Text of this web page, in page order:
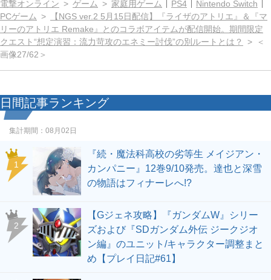
電撃オンライン ゲーム 家庭用ゲーム PS4
Nintendo Switch
PCゲーム
【NGS ver.2 5月15日配信】『ライザのアトリエ』＆『マ
リーのアトリエ Remake』とのコラボアイテムが配信開始。期間限定
クエスト“想定演習：流力苛攻のエネミー討伐”の別ルートとは？
＜
画像27/62＞
日間記事ランキング
集計期間： 08月02日
1
『続・魔法科高校の劣等生 メイジアン・
カンパニー』12巻9/10発売。達也と深雪
の物語はフィナーレへ!?
2
【Gジェネ攻略】『ガンダムW』シリー
ズおよび『SDガンダム外伝 ジークジオ
ン編』のユニット/キャラクター調整まと
め【プレイ日記#61】